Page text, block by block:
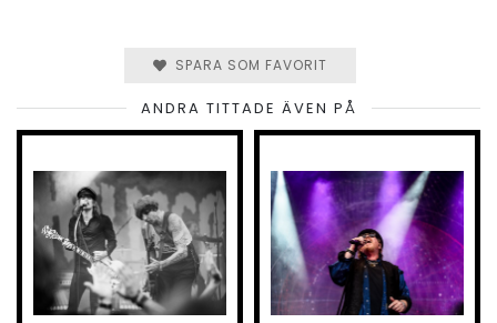
SPARA SOM FAVORIT
ANDRA TITTADE ÄVEN PÅ